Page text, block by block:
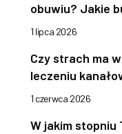
obuwiu? Jakie
1 lipca 2026
Czy strach ma
leczeniu
1 czerwca 2026
W jakim stopniu